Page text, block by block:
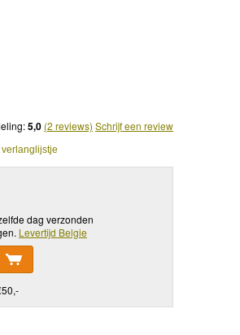
5,0 (2 reviews) Schrijf een review
dag verzonden
Levertijd Belgie